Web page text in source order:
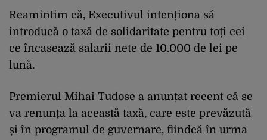
Reamintim că, Executivul intenționa să
introducă o taxă de solidaritate pentru toți cei
ce încasează salarii nete de 10.000 de lei pe
lună.
Premierul Mihai Tudose a anunțat recent că se
va renunța la această taxă, care este prevăzută
și în programul de guvernare, fiindcă în urma